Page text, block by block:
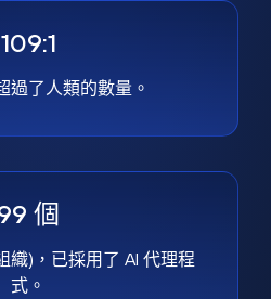
109:1
過了人類的數量。
個
織)，已採用了 AI 代理程
式。